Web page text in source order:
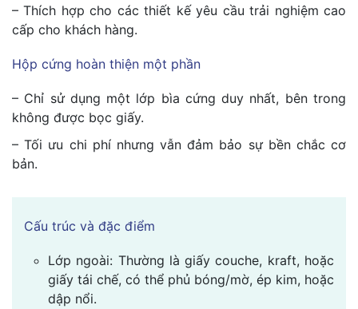
– Thích hợp cho các thiết kế yêu cầu trải nghiệm cao
cấp cho khách hàng.
Hộp cứng hoàn thiện một phần
– Chỉ sử dụng một lớp bìa cứng duy nhất, bên trong
không được bọc giấy.
– Tối ưu chi phí nhưng vẫn đảm bảo sự bền chắc cơ
bản.
Cấu trúc và đặc điểm
Lớp ngoài: Thường là giấy couche, kraft, hoặc
giấy tái chế, có thể phủ bóng/mờ, ép kim, hoặc
dập nổi.